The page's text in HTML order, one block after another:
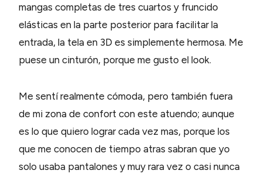
mangas completas de tres cuartos y fruncido
elásticas en la parte posterior para facilitar la
entrada, la tela en 3D es simplemente hermosa. Me
puese un cinturón, porque me gusto el look.
Me sentí realmente cómoda, pero también fuera
de mi zona de confort con este atuendo; aunque
es lo que quiero lograr cada vez mas, porque los
que me conocen de tiempo atras sabran que yo
solo usaba pantalones y muy rara vez o casi nunca